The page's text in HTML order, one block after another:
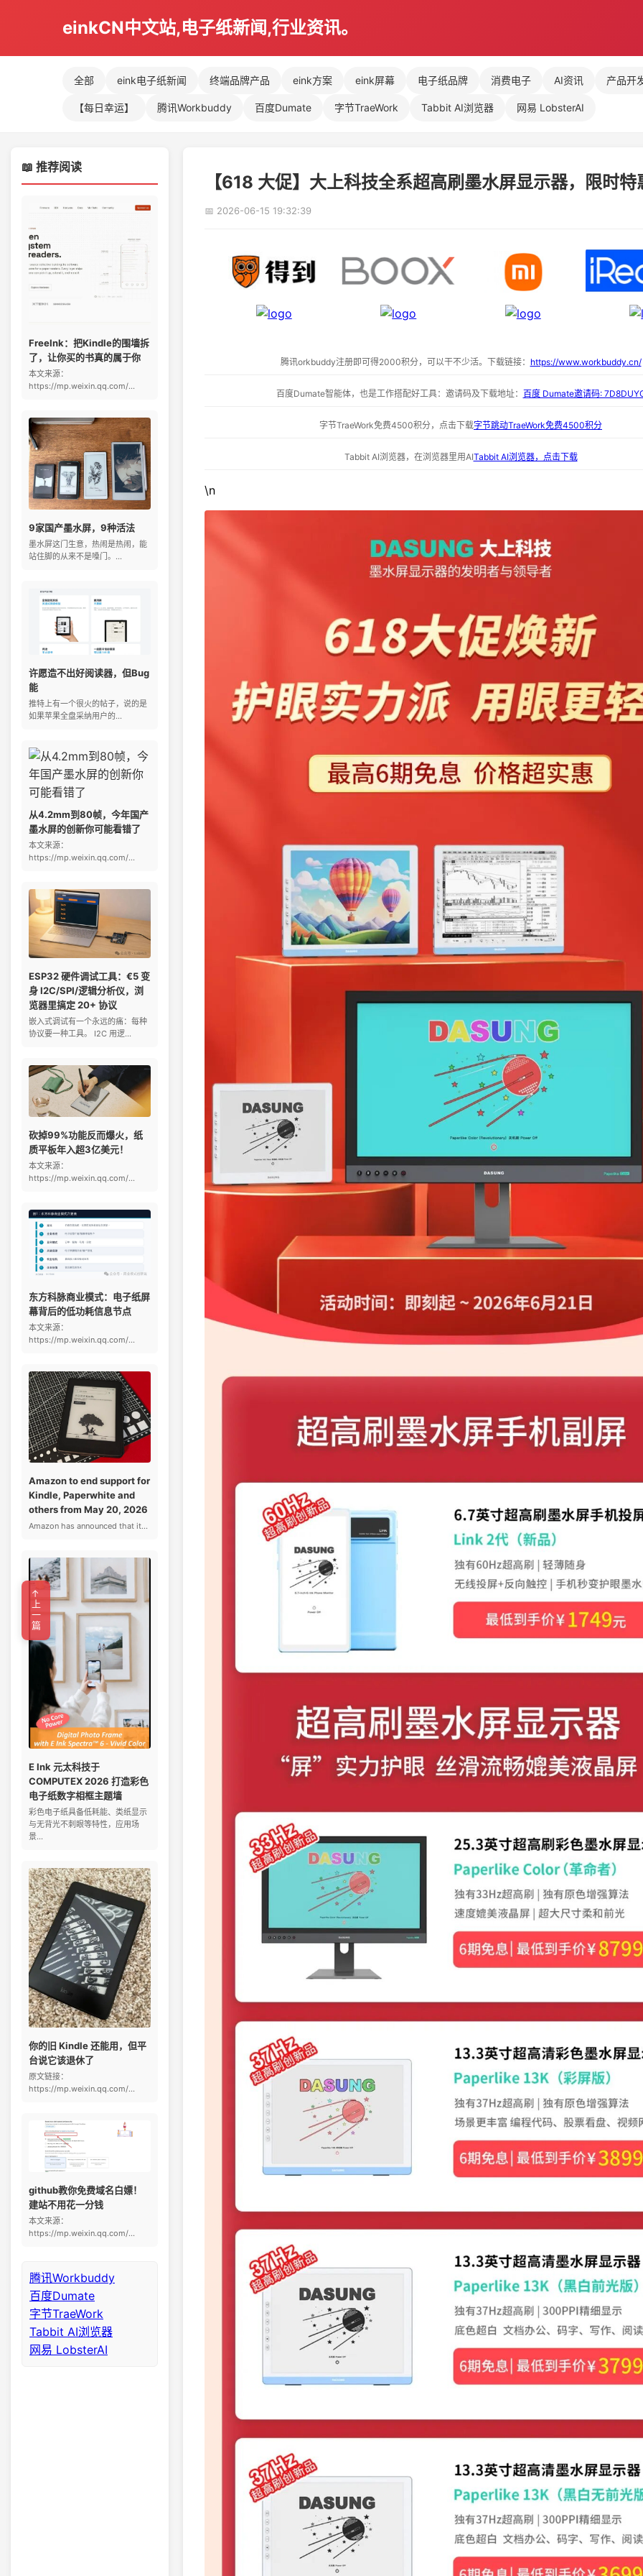
einkCN中文站,电子纸新闻,行业资讯。
全部 eink电子纸新闻 终端品牌产品 eink方案 eink屏幕 电子纸品牌 消费电子 AI资讯 产品开
【每日幸运】 腾讯Workbuddy 百度Dumate 字节TraeWork Tabbit AI浏览器 网易 LobsterAI
📖 推荐阅读
FreeInk：把Kindle的围墙拆
了，让你买的书真的属于你
本文来源：
https://mp.weixin.qq.com/...
9家国产墨水屏，9种活法
墨水屏这门生意，热闹是热闹，能
站住脚的从来不是嗓门。...
许愿造不出好阅读器，但Bug
能
推特上有一个很火的帖子，说的是
如果苹果全盘采纳用户的...
从4.2mm到80帧，今年国产
墨水屏的创新你可能看错了
本文来源：
https://mp.weixin.qq.com/...
ESP32 硬件调试工具：€5 变
身 I2C/SPI/逻辑分析仪，浏
览器里搞定 20+ 协议
嵌入式调试有一个永远的痛：每种
协议要一种工具。 I2C 用逻...
砍掉99%功能反而爆火，纸
质平板年入超3亿美元！
本文来源：
https://mp.weixin.qq.com/...
东方科脉商业模式：电子纸屏
幕背后的低功耗信息节点
本文来源：
https://mp.weixin.qq.com/...
Amazon to end support for
Kindle, Paperwhite and
others from May 20, 2026
Amazon has announced that it...
E Ink 元太科技于
COMPUTEX 2026 打造彩色
电子纸数字相框主题墙
彩色电子纸具备低耗能、类纸显示
与无背光不刺眼等特性，应用场
景...
你的旧 Kindle 还能用，但平
台说它该退休了
原文链接：
https://mp.weixin.qq.com/...
github教你免费域名白嫖！
建站不用花一分钱
本文来源：
https://mp.weixin.qq.com/...
腾讯Workbuddy
百度Dumate
字节TraeWork
Tabbit AI浏览器
网易 LobsterAI
【618 大促】大上科技全系超高刷墨水屏显示器，限时特
📅 2026-06-15 19:32:39
腾讯orkbuddy注册即可得2000积分，可以干不少活。下载链接： https://www.workbuddy.cn/
百度Dumate智能体，也是工作搭配好工具：邀请码及下载地址： 百度 Dumate邀请码:
字节TraeWork免费4500积分，点击下载字节跳动TraeWork免费4500积分
Tabbit AI浏览器，在浏览器里用AITabbit AI浏览器，点击下载
\n
←上一篇